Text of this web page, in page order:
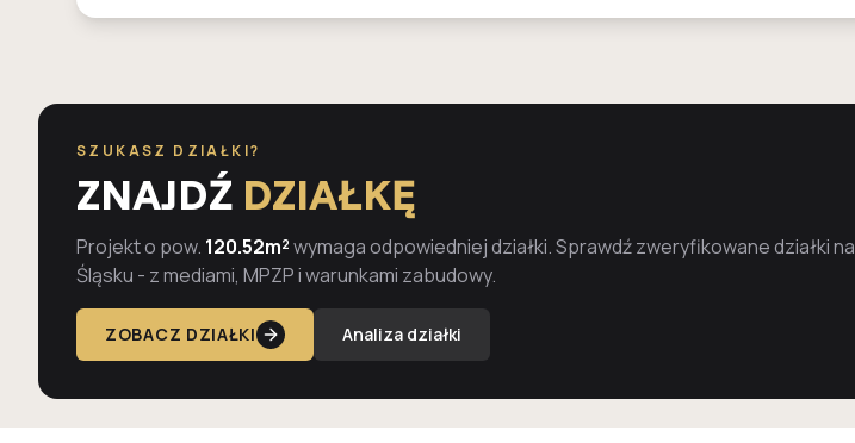
SZUKASZ DZIAŁKI?
ZNAJDŹ DZIAŁKĘ
Projekt o pow. 120.52m²wymaga odpowiedniej działki. Sprawdź zweryfikowane działki na
Śląsku - z mediami, MPZP i warunkami zabudowy.
ZOBACZ DZIAŁKI Analiza działki